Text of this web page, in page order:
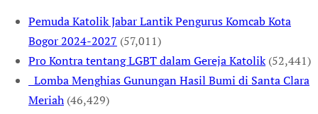
Pemuda Katolik Jabar Lantik Pengurus Komcab Kota
Bogor 2024-2027 (57,011)
Pro Kontra tentang LGBT dalam Gereja Katolik (52,441)
Lomba Menghias Gunungan Hasil Bumi di Santa Clara
Meriah (46,429)